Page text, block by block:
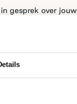
gesprek over jouw